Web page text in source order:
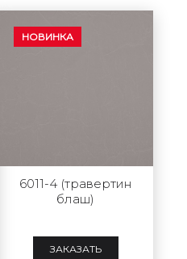
НОВИНКА
6011-4 (травертин
блаш)
ЗАКАЗАТЬ